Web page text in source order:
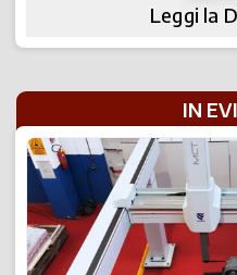
Leggi la
IN